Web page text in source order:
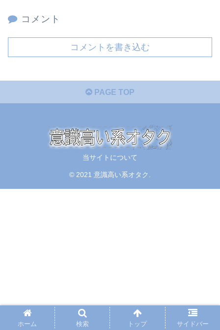
コメント
コメントを書き込む
PAGE TOP
当サイトについて
© 2021 意識高い系オタク.
ホーム 検索 トップ サイドバー